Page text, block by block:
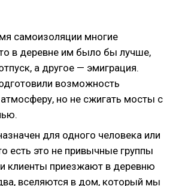
самоизоляции многие
в деревне им было бы лучше,
а другое — эмиграция.
возможность
атмосферу, но не сжигать мосты с
для одного человека или
есть это не привычные группы
клиенты приезжают в деревню
вселяются в дом, который мы